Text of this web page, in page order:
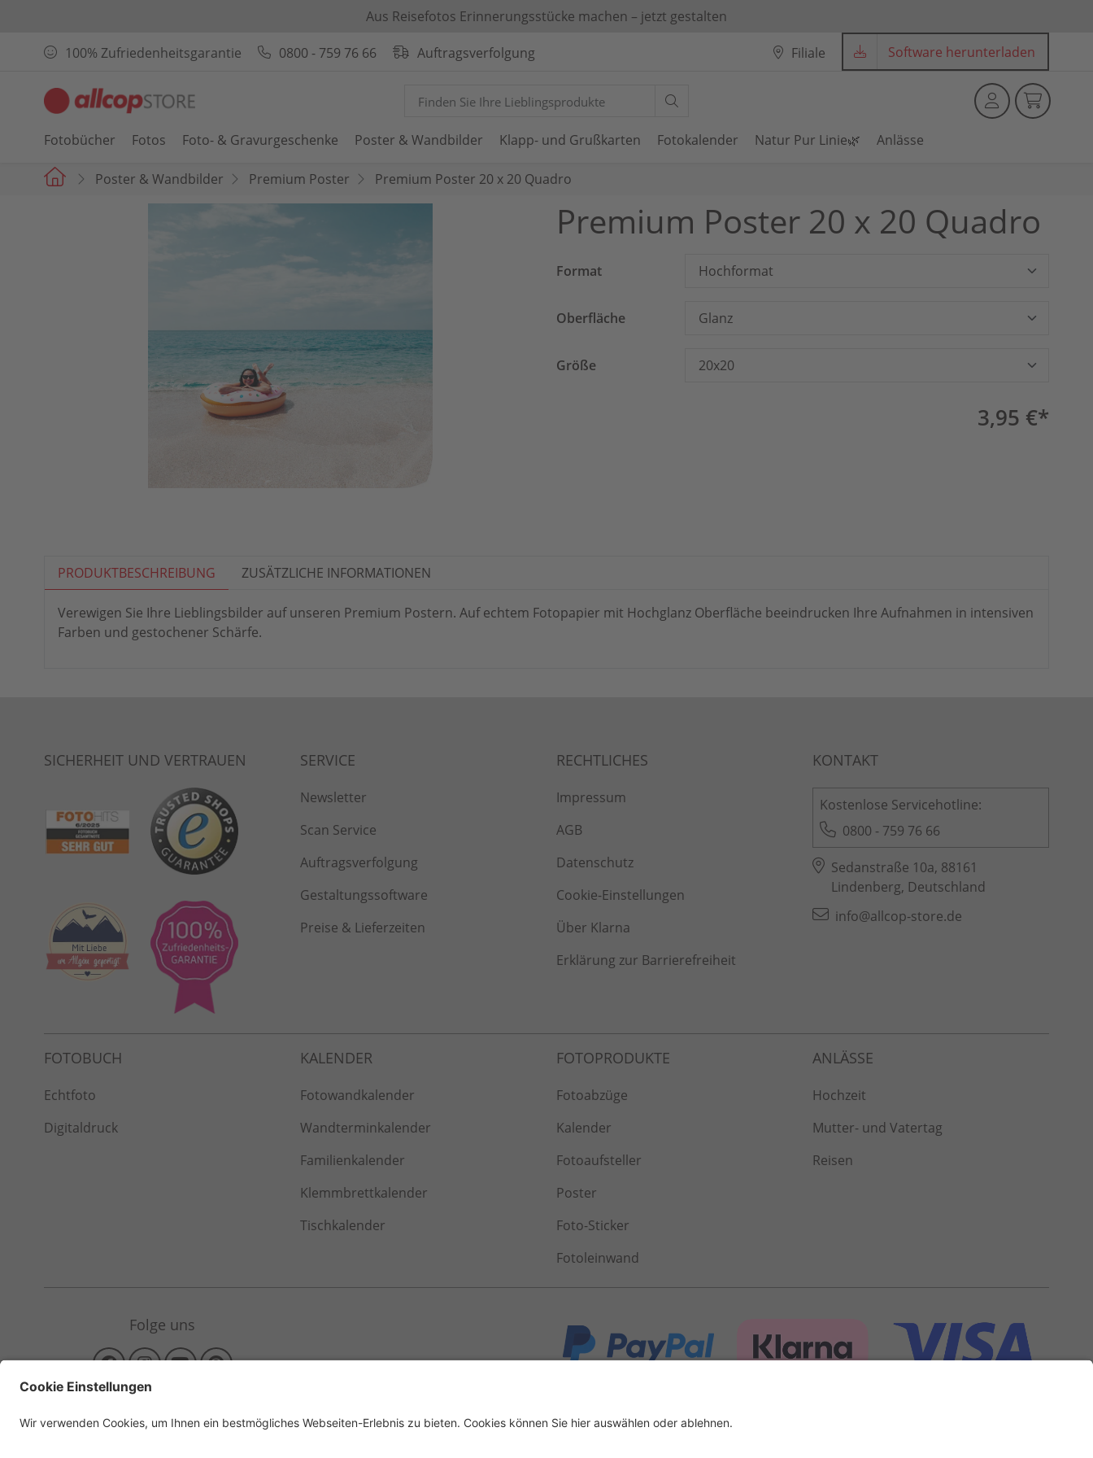
Aus Reisefotos Erinnerungsstücke machen – jetzt gestalten
100% Zufriedenheitsgarantie 0800 - 759 76 66 Auftragsverfolgung Filiale Software herunterladen
Fotobücher Fotos Foto- & Gravurgeschenke Poster & Wandbilder Klapp- und Grußkarten Fotokalender Natur Pur Linie🌿 Anlässe
Poster & Wandbilder Premium Poster Premium Poster 20 x 20 Quadro
Premium Poster 20 x 20 Quadro
Format Hochformat
Oberfläche Glanz
Größe 20x20
3,95 €*
PRODUKTBESCHREIBUNG ZUSÄTZLICHE INFORMATIONEN
Verewigen Sie Ihre Lieblingsbilder auf unseren Premium Postern. Auf echtem Fotopapier mit Hochglanz Oberfläche beeindrucken Ihre Aufnahmen in intensiven
Farben und gestochener Schärfe.
Newsletter
Scan Service
Auftragsverfolgung
Gestaltungssoftware
Preise & Lieferzeiten
Impressum
AGB
Datenschutz
Cookie-Einstellungen
Über Klarna
Erklärung zur Barrierefreiheit
Kostenlose Servicehotline:
0800 - 759 76 66
Sedanstraße 10a, 88161
Lindenberg, Deutschland
info@allcop-store.de
Echtfoto
Digitaldruck
Fotowandkalender
Wandterminkalender
Familienkalender
Klemmbrettkalender
Tischkalender
Fotoabzüge
Kalender
Fotoaufsteller
Poster
Foto-Sticker
Fotoleinwand
Hochzeit
Mutter- und Vatertag
Reisen
Folge uns